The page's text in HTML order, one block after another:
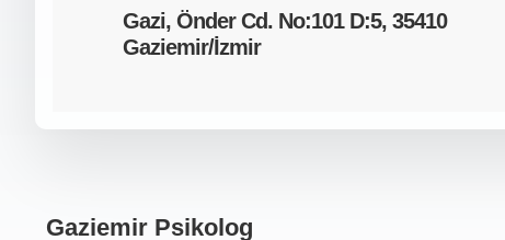
Gazi, Önder Cd. No:101 D:5, 35410
Gaziemir/İzmir
Gaziemir Psikolog